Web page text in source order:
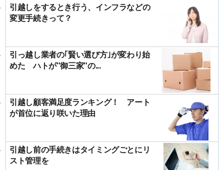
引越しをするとき行う、インフラなどの
変更手続きって？
引っ越し業者の｢賢い選び方｣が変わり始
めた ハトが"御三家"の...
引越し顧客満足度ランキング！ アート
が首位に返り咲いた理由
引越し前の手続きはタイミングごとにリ
スト管理を